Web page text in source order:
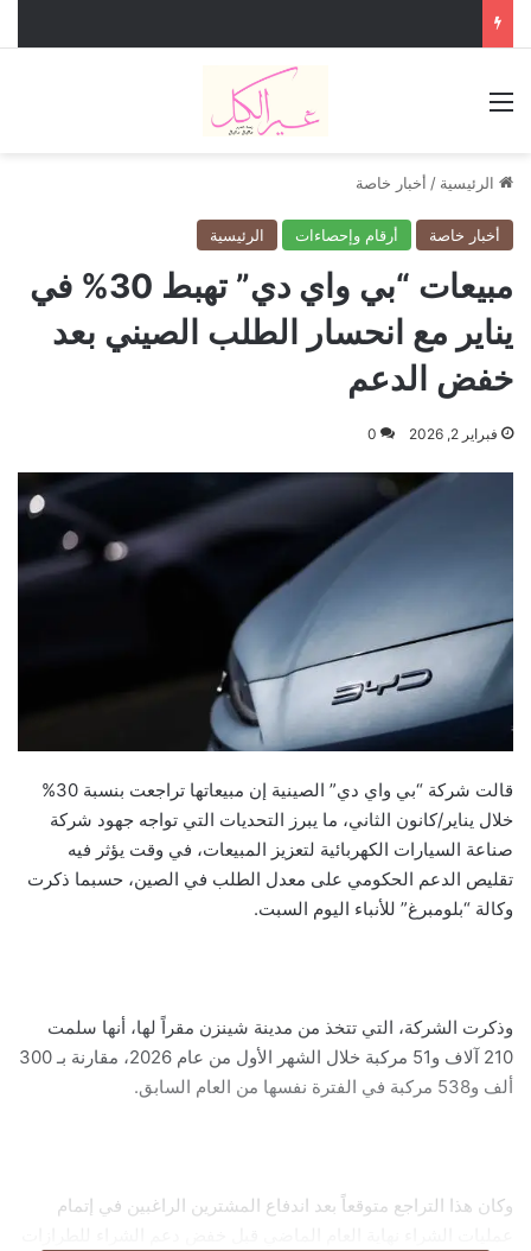
القائمة
الرئيسية / أخبار خاصة
أخبار خاصة أرقام وإحصاءات الرئيسية
مبيعات “بي واي دي” تهبط 30% في
يناير مع انحسار الطلب الصيني بعد
خفض الدعم
فبراير 2, 2026 0
قالت شركة “بي واي دي” الصينية إن مبيعاتها تراجعت بنسبة 30%
خلال يناير/كانون الثاني، ما يبرز التحديات التي تواجه جهود شركة
صناعة السيارات الكهربائية لتعزيز المبيعات، في وقت يؤثر فيه
تقليص الدعم الحكومي على معدل الطلب في الصين، حسبما ذكرت
وكالة “بلومبرغ” للأنباء اليوم السبت.
وذكرت الشركة، التي تتخذ من مدينة شينزن مقراً لها، أنها سلمت
210 آلاف و51 مركبة خلال الشهر الأول من عام 2026، مقارنة بـ 300
ألف و538 مركبة في الفترة نفسها من العام السابق.
وكان هذا التراجع متوقعاً بعد اندفاع المشترين الراغبين في إتمام